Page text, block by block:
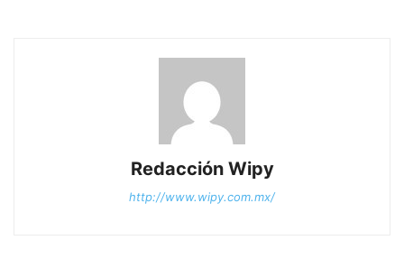
Redacción Wipy
http://www.wipy.com.mx/